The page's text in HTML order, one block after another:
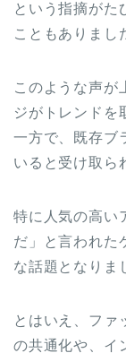
という指摘がた
こともありまし
このような声が
ジがトレンドを
一方で、既存ブ
いると受け取ら
特に人気の高い
だ」と言われた
な話題となりま
とはいえ、ファ
の共通化や、イ